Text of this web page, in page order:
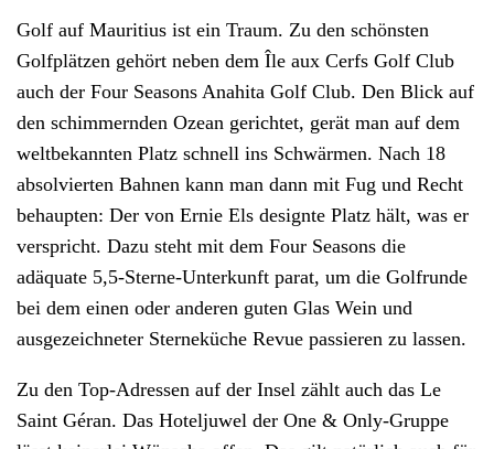
Golf auf Mauritius ist ein Traum. Zu den schönsten
Golfplätzen gehört neben dem Île aux Cerfs Golf Club
auch der Four Seasons Anahita Golf Club. Den Blick auf
den schimmernden Ozean gerichtet, gerät man auf dem
weltbekannten Platz schnell ins Schwärmen. Nach 18
absolvierten Bahnen kann man dann mit Fug und Recht
behaupten: Der von Ernie Els designte Platz hält, was er
verspricht. Dazu steht mit dem Four Seasons die
adäquate 5,5-Sterne-Unterkunft parat, um die Golfrunde
bei dem einen oder anderen guten Glas Wein und
ausgezeichneter Sterneküche Revue passieren zu lassen.
Zu den Top-Adressen auf der Insel zählt auch das Le
Saint Géran. Das Hoteljuwel der One & Only-Gruppe